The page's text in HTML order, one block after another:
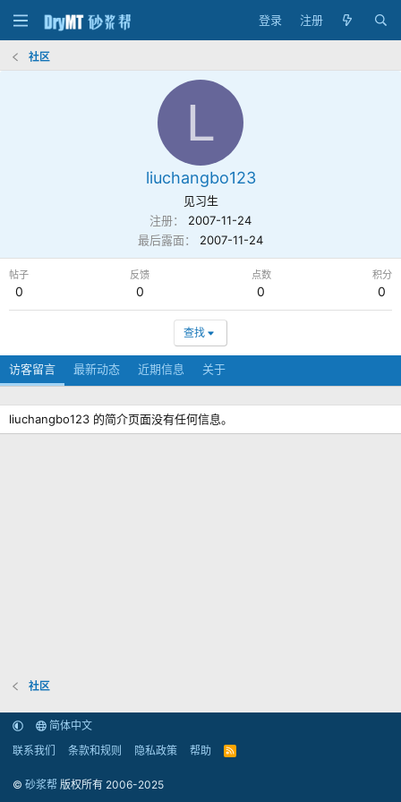
登录 注册
社区
L
liuchangbo123
见习生
注册
2007-11-24
最后露面
2007-11-24
帖子
0
反馈
0
点数
0
积分
0
查找
访客留言 最新动态 近期信息 关于
liuchangbo123 的简介页面没有任何信息。
社区
简体中文
联系我们
条款和规则 隐私政策 帮助
R
© 砂浆帮 版权所有 2006-2025